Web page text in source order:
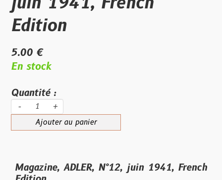
Edition
5.00 €
En stock
Quantité :
- +
Ajouter au panier
Magazine, ADLER, N°12, juin 1941, French